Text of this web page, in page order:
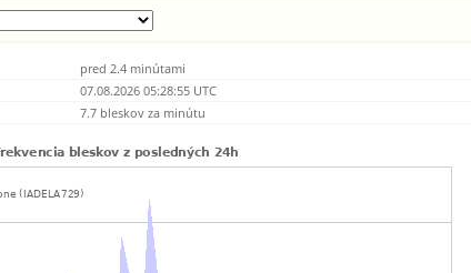
pred 2.4 minútami
07.08.2026 05:28:55 UTC
7.7 bleskov za minútu